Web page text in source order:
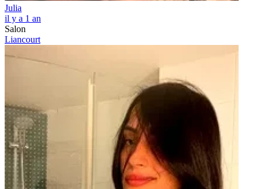
Julia
il y a 1 an
Salon
Liancourt